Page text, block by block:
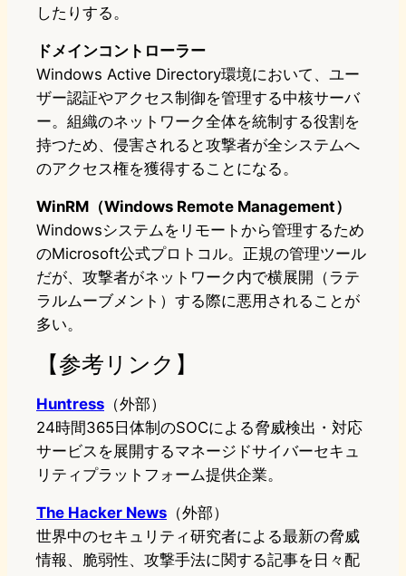
したりする。
ドメインコントローラー
Windows Active Directory環境において、ユー
ザー認証やアクセス制御を管理する中核サーバ
ー。組織のネットワーク全体を統制する役割を
持つため、侵害されると攻撃者が全システムへ
のアクセス権を獲得することになる。
WinRM（Windows Remote Management）
Windowsシステムをリモートから管理するため
のMicrosoft公式プロトコル。正規の管理ツール
だが、攻撃者がネットワーク内で横展開（ラテ
ラルムーブメント）する際に悪用されることが
多い。
【参考リンク】
Huntress （外部）
24時間365日体制のSOCによる脅威検出・対応
サービスを展開するマネージドサイバーセキュ
リティプラットフォーム提供企業。
The Hacker News （外部）
世界中のセキュリティ研究者による最新の脅威
情報、脆弱性、攻撃手法に関する記事を日々配